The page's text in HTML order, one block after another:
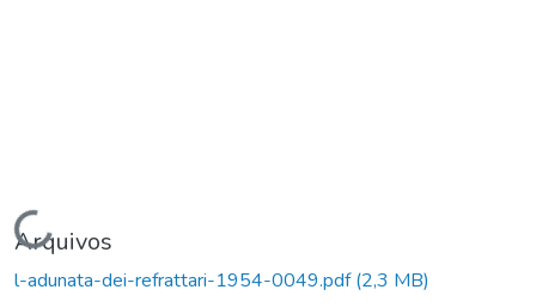
Carregando...
Arquivos
l-adunata-dei-refrattari-1954-0049.pdf(2,3 MB)